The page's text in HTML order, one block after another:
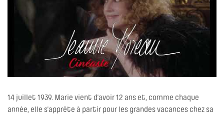
14 juillet 1939. Marie vient d’avoir 12 ans et, comme chaque
année, elle s’apprête à partir pour les grandes vacances chez sa